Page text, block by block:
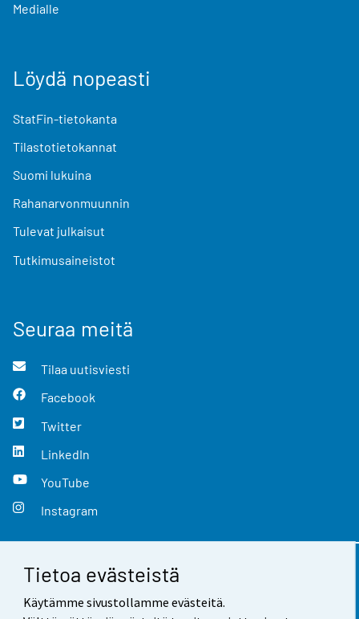
Tietoa evästeistä
Käytämme sivustollamme evästeitä.
Medialle
Löydä nopeasti
StatFin-tietokanta
Tilastotietokannat
Suomi lukuina
Rahanarvonmuunnin
Tulevat julkaisut
Tutkimusaineistot
Seuraa meitä
Tilaa uutisviesti
Facebook
Twitter
LinkedIn
YouTube
Instagram
Yhteystiedot
Palaute